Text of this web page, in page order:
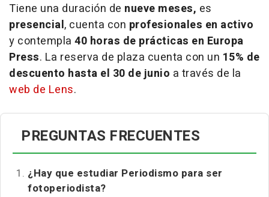
Tiene una duración de nueve meses, es
presencial, cuenta con profesionales en activo
y contempla 40 horas de prácticas en Europa
Press. La reserva de plaza cuenta con un 15% de
descuento hasta el 30 de junio a través de la
web de Lens.
PREGUNTAS FRECUENTES
¿Hay que estudiar Periodismo para ser
fotoperiodista?